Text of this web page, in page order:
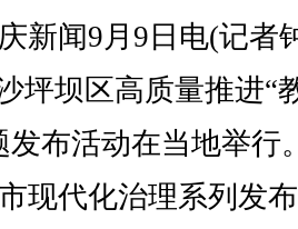
闻9月9日电(记者
坪坝区高质量推进“
发布活动在当地举行
现代化治理系列发